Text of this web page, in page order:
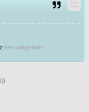
het volgende: